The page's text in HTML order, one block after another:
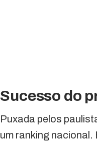
Sucesso do
Puxada pelos
um ranking